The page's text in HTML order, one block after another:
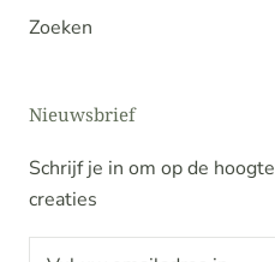
Zoeken
Nieuwsbrief
Schrijf je in om op de
creaties